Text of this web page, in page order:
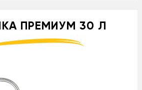
ПРЕМИУМ 30 Л